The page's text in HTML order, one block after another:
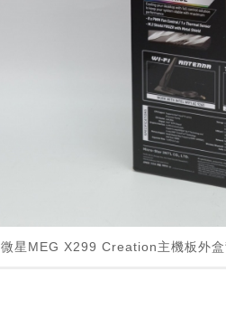
微星MEG X299 Creation主機板外